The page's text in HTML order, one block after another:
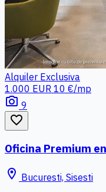
Alquiler Exclusiva
1.000 EUR 10 €/mp
photo_camera 9
favorite_border
Oficina Premium
location_on Bucuresti, Sisesti